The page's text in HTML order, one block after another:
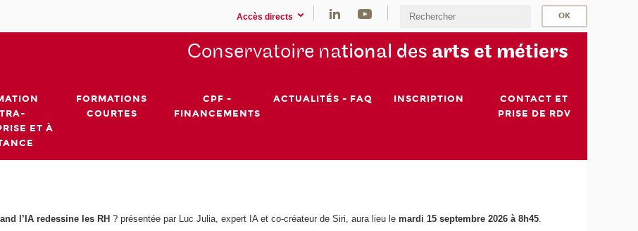
Accès directs
Conservatoire national des arts et métiers
ET À
FORMATIONS
COURTES
CPF -
FINANCEMENTS
ACTUALITÉS - FAQ INSCRIPTION
CONTACT ET
PRISE DE RDV
l’IA redessine les RH ? présentée par Luc Julia, expert IA et co-créateur de Siri, aura lieu lemardi 15 septembre 2026 à 8h45